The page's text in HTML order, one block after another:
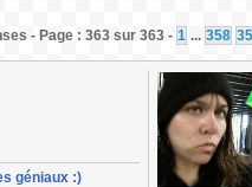
- Page : 363 sur 363 - 1 ... 358
géniaux :)